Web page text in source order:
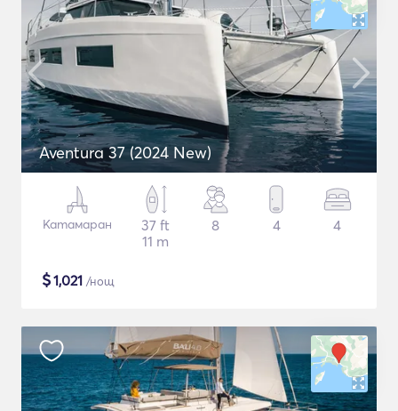
Aventura 37 (2024 New)
Катамаран
37 ft
11 m
8 4 4
$1,021 /нощ